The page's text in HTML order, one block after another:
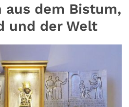
aus dem Bistum,
und der Welt